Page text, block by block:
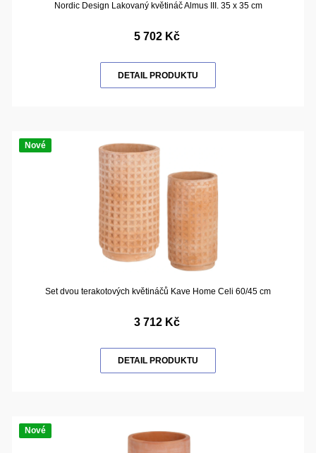
Nordic Design Lakovaný květináč Almus III. 35 x 35 cm
5 702 Kč
DETAIL PRODUKTU
Nové
Set dvou terakotových květináčů Kave Home Celi 60/45 cm
3 712 Kč
DETAIL PRODUKTU
Nové